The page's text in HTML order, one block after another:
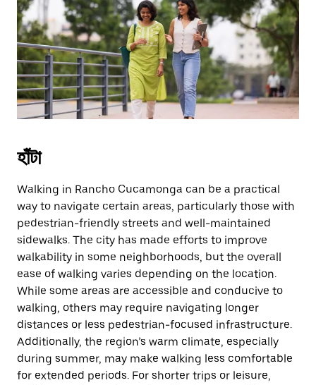
the
escape
button
to
close
the
calendar.
হাঁটা
Walking in Rancho Cucamonga can be a practical
way to navigate certain areas, particularly those with
pedestrian-friendly streets and well-maintained
sidewalks. The city has made efforts to improve
walkability in some neighborhoods, but the overall
ease of walking varies depending on the location.
While some areas are accessible and conducive to
walking, others may require navigating longer
distances or less pedestrian-focused infrastructure.
Additionally, the region’s warm climate, especially
during summer, may make walking less comfortable
for extended periods. For shorter trips or leisure,